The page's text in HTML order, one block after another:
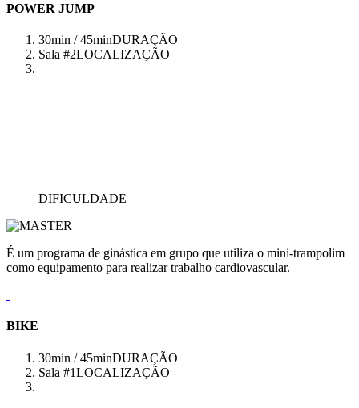
POWER JUMP
30min / 45minDURAÇÃO
Sala #2LOCALIZAÇÃO
DIFICULDADE
É um programa de ginástica em grupo que utiliza o mini-trampolim
como equipamento para realizar trabalho cardiovascular.
BIKE
30min / 45minDURAÇÃO
Sala #1LOCALIZAÇÃO